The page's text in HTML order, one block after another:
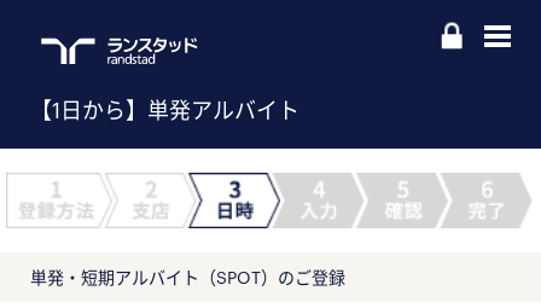
【1日から】単発アルバイト
単発・短期アルバイト（SPOT）のご登録